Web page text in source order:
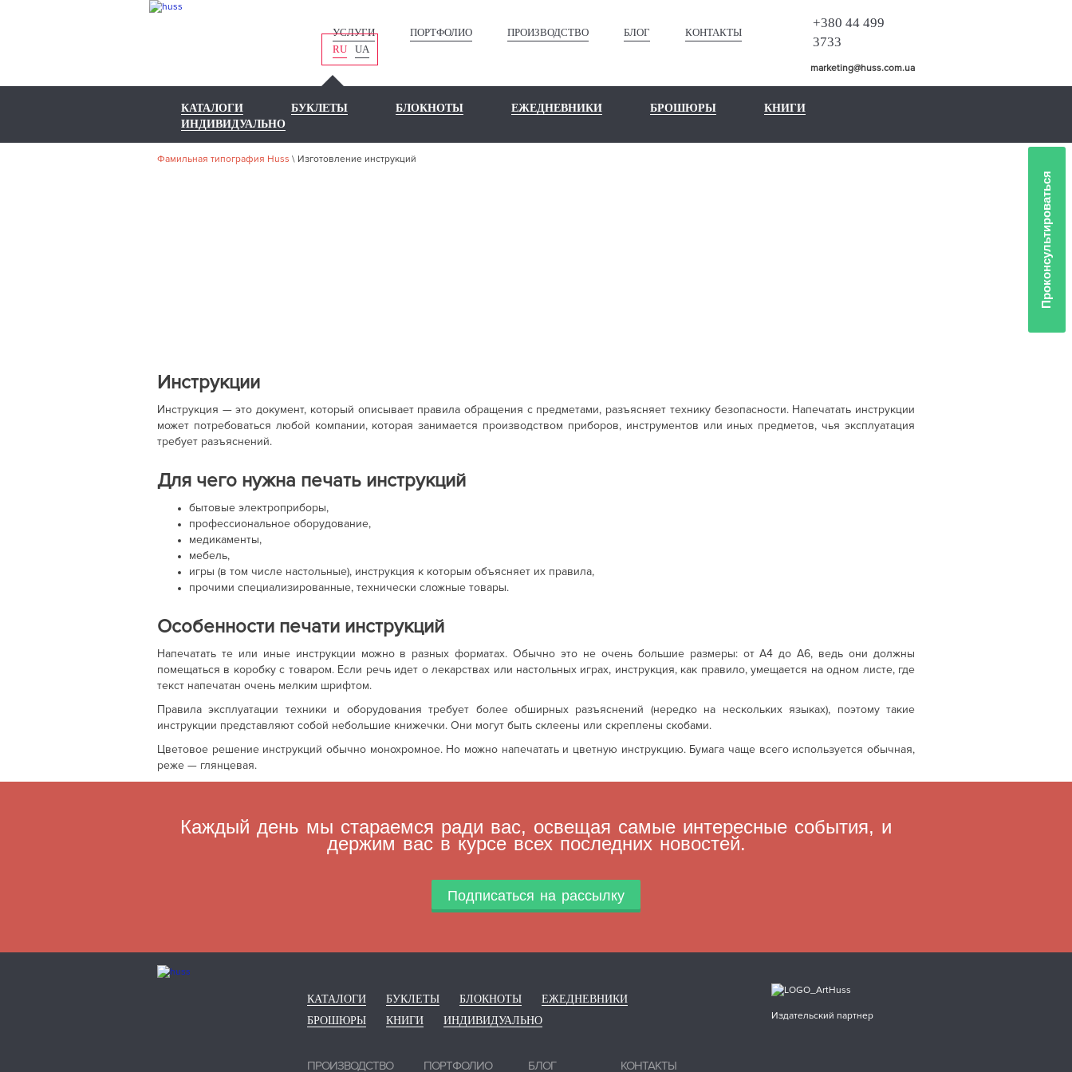
УСЛУГИ ПОРТФОЛИО ПРОИЗВОДСТВО БЛОГ
КОНТАКТЫ
RU
UA
+380 44 499
3733
marketing@huss.com.ua
КАТАЛОГИ БУКЛЕТЫ БЛОКНОТЫ ЕЖЕДНЕВНИКИ БРОШЮРЫ
КНИГИ
ИНДИВИДУАЛЬНО
Фамильная типография Huss \ Изготовление инструкций
Инструкции
Инструкция — это документ, который описывает правила обращения с предметами, разъясняет технику безопасности. Напечатать инструкции
может потребоваться любой компании, которая занимается производством приборов, инструментов или иных предметов, чья эксплуатация
требует разъяснений.
Для чего нужна печать инструкций
бытовые электроприборы,
профессиональное оборудование,
медикаменты,
мебель,
игры (в том числе настольные), инструкция к которым объясняет их правила,
прочими специализированные, технически сложные товары.
Особенности печати инструкций
Напечатать те или иные инструкции можно в разных форматах. Обычно это не очень большие размеры: от А4 до А6, ведь они должны
помещаться в коробку с товаром. Если речь идет о лекарствах или настольных играх, инструкция, как правило, умещается на одном листе, где
текст напечатан очень мелким шрифтом.
Правила эксплуатации техники и оборудования требует более обширных разъяснений (нередко на нескольких языках), поэтому такие
инструкции представляют собой небольшие книжечки. Они могут быть склеены или скреплены скобами.
Цветовое решение инструкций обычно монохромное. Но можно напечатать и цветную инструкцию. Бумага чаще всего используется обычная,
реже — глянцевая.
Каждый день мы стараемся ради вас, освещая самые интересные события, и
держим вас в курсе всех последних новостей.
Подписаться на рассылку
Проконсультироваться
КАТАЛОГИ БУКЛЕТЫ БЛОКНОТЫ
ЕЖЕДНЕВНИКИ
БРОШЮРЫ
КНИГИ ИНДИВИДУАЛЬНО
ПРОИЗВОДСТВО ПОРТФОЛИО БЛОГ КОНТАКТЫ
Издательский партнер